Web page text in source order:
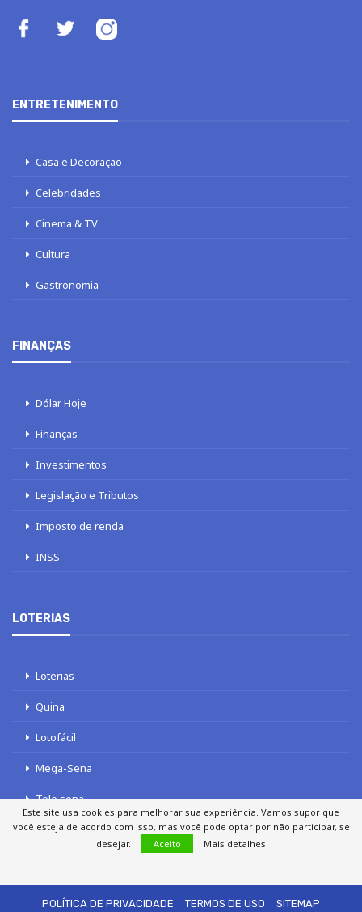
ENTRETENIMENTO
Casa e Decoração
Celebridades
Cinema & TV
Cultura
Gastronomia
FINANÇAS
Dólar Hoje
Finanças
Investimentos
Legislação e Tributos
Imposto de renda
INSS
LOTERIAS
Loterias
Quina
Lotofácil
Mega-Sena
Tele sena
POLÍTICA DE PRIVACIDADE
TERMOS DE USO SITEMAP
Este site usa cookies para melhorar sua experiência. Vamos supor que
você esteja de acordo com isso, mas você pode optar por não participar, se
desejar.
Aceito Mais detalhes